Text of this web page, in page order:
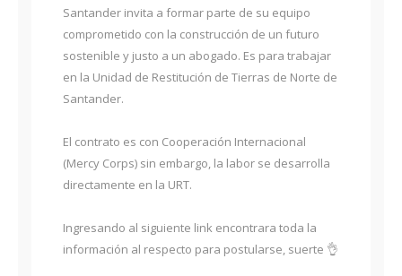
Santander invita a formar parte de su equipo
comprometido con la construcción de un futuro
sostenible y justo a un abogado. Es para trabajar
en la Unidad de Restitución de Tierras de Norte de
Santander.
El contrato es con Cooperación Internacional
(Mercy Corps) sin embargo, la labor se desarrolla
directamente en la URT.
Ingresando al siguiente link encontrara toda la
información al respecto para postularse, suerte 👌